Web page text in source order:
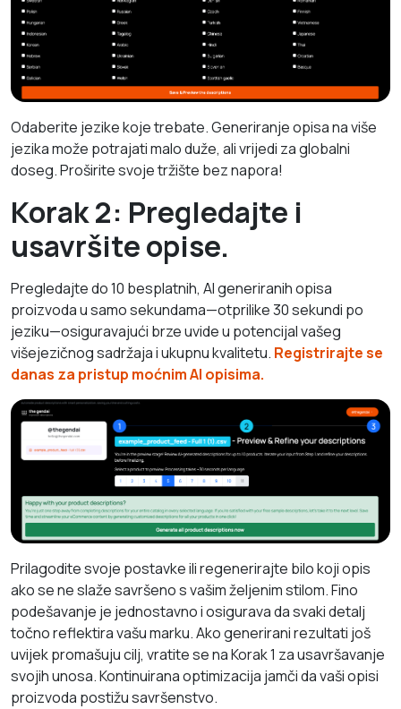
Odaberite jezike koje trebate. Generiranje opisa na više
jezika može potrajati malo duže, ali vrijedi za globalni
doseg. Proširite svoje tržište bez napora!
Korak 2: Pregledajte i
usavršite opise.
Pregledajte do 10 besplatnih, AI generiranih opisa
proizvoda u samo sekundama—otprilike 30 sekundi po
jeziku—osiguravajući brze uvide u potencijal vašeg
višejezičnog sadržaja i ukupnu kvalitetu. Registrirajte se
danas za pristup moćnim AI opisima.
Prilagodite svoje postavke ili regenerirajte bilo koji opis
ako se ne slaže savršeno s vašim željenim stilom. Fino
podešavanje je jednostavno i osigurava da svaki detalj
točno reflektira vašu marku. Ako generirani rezultati još
uvijek promašuju cilj, vratite se na Korak 1 za usavršavanje
svojih unosa. Kontinuirana optimizacija jamči da vaši opisi
proizvoda postižu savršenstvo.